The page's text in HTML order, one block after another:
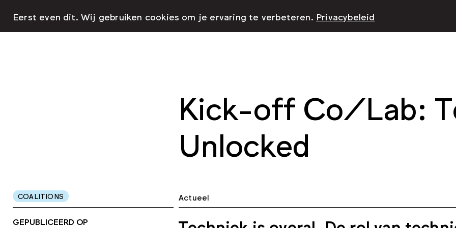
Kick-off Co/Lab:
Unlocked
COALITIONS
GEPUBLICEERD OP
Actueel
Eerst even dit. Wij gebruiken cookies om je ervaring te verbeteren. Privacybeleid